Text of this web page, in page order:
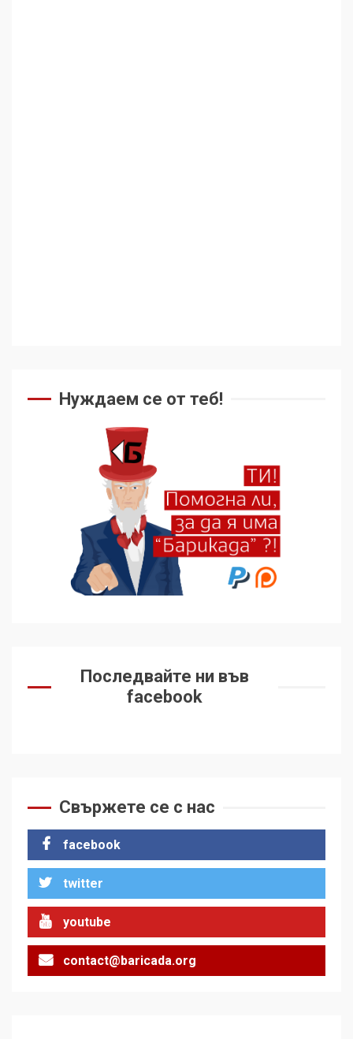
Нуждаем се от теб!
Последвайте ни във
facebook
Свържете се с нас
facebook
twitter
youtube
contact@baricada.org